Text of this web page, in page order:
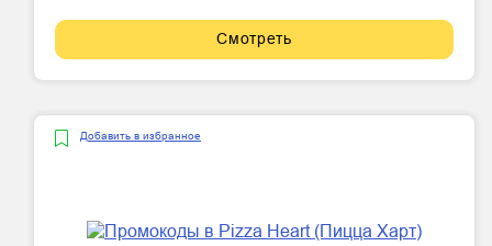
Смотреть
Добавить в избранное